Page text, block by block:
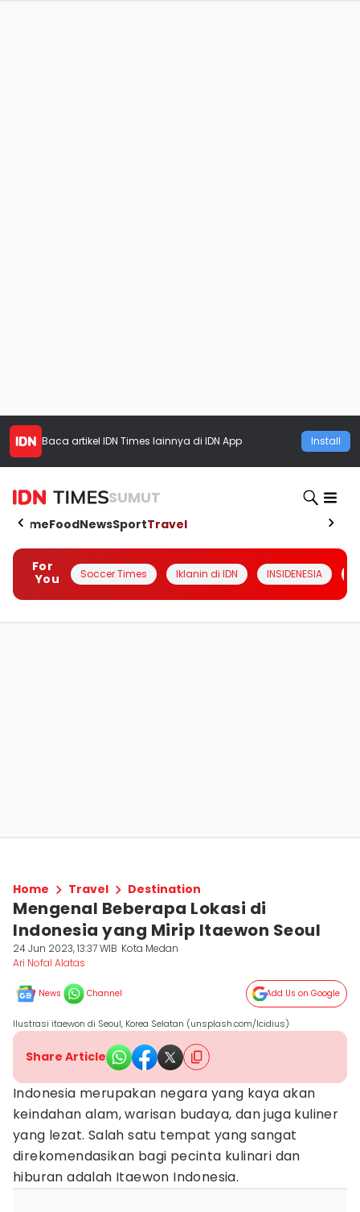
Baca artikel IDN Times lainnya di IDN App Install
SUMUT
HomeFoodNewsSportTravel
For
You
Soccer Times Iklanin di IDN INSIDENESIA
Home Travel Destination
Mengenal Beberapa Lokasi di
Indonesia yang Mirip Itaewon Seoul
24 Jun 2023, 13:37 WIB Kota Medan
Ari Nofal Alatas
News Channel Add Us on Google
Ilustrasi itaewon di Seoul, Korea Selatan (unsplash.com/Icidius)
Share Article
Indonesia merupakan negara yang kaya akan
keindahan alam, warisan budaya, dan juga kuliner
yang lezat. Salah satu tempat yang sangat
direkomendasikan bagi pecinta kulinari dan
hiburan adalah Itaewon Indonesia.